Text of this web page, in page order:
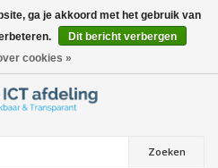
Zoeken
ga je akkoord met het gebruik van
Dit bericht verbergen
cookies »